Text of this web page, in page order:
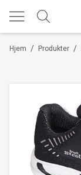
/
Hjem /
Produkter